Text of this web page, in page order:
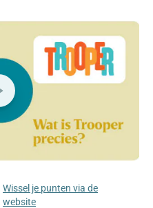
Wissel je punten via de
website